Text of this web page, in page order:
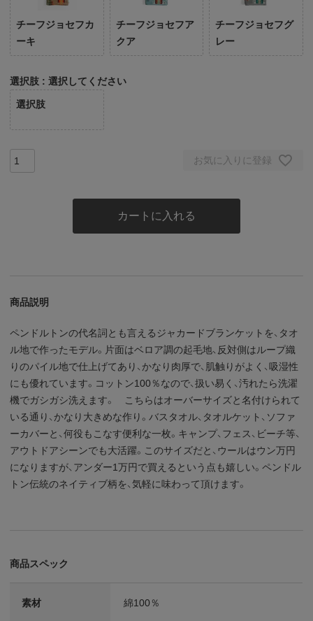
チーフジョセフカ
ーキ
チーフジョセフア
クア
チーフジョセフグ
レー
選択肢 選択してください
選択肢
お気に入りに登録
カートに入れる
商品説明
ペンドルトンの代名詞とも言えるジャカードブランケットを、タオ
ル地で作ったモデル。片面はベロア調の起毛地、反対側はループ織
りのパイル地で仕上げてあり、かなり肉厚で、肌触りがよく、吸湿性
にも優れています。コットン100％なので、扱い易く、汚れたら洗濯
機でガシガシ洗えます。 こちらはオーバーサイズと名付けられて
いる通り、かなり大きめな作り。バスタオル、タオルケット、ソファ
ーカバーと、何役もこなす便利な一枚。キャンプ、フェス、ビーチ等、
アウトドアシーンでも大活躍。このサイズだと、ウールはウン万円
になりますが、アンダー1万円で買えるという点も嬉しい。ペンドル
トン伝統のネイティブ柄を、気軽に味わって頂けます。
商品スペック
素材 綿100％